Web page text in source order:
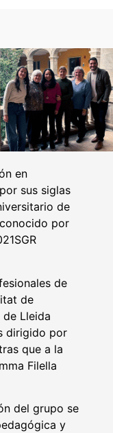
en
sus siglas
de
por
de
de
Lleida
dirigido por
que a la
Filella
del grupo se
y